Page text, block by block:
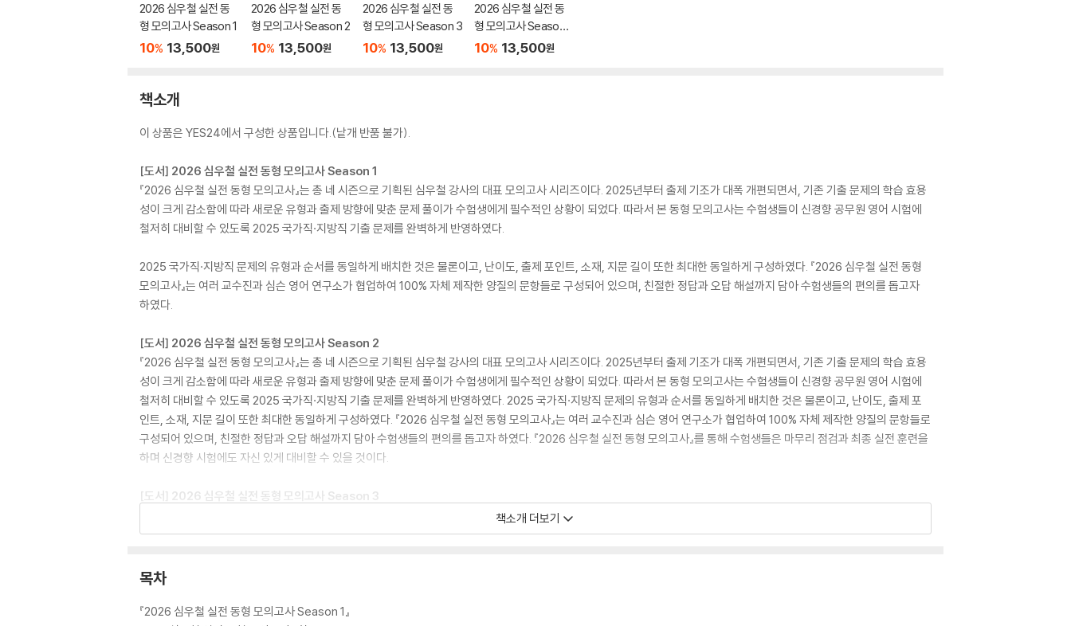
2026 심우철 실전 동
형 모의고사 Season 1
10% 13,500원
2026 심우철 실전 동
형 모의고사 Season 2
10% 13,500원
2026 심우철 실전 동
형 모의고사 Season 3
10% 13,500원
2026 심우철 실전 동
형 모의고사 Season
4
10% 13,500원
책소개
이 상품은 YES24에서 구성한 상품입니다.(낱개 반품 불가).
[도서] 2026 심우철 실전 동형 모의고사 Season 1
『2026 심우철 실전 동형 모의고사』는 총 네 시즌으로 기획된 심우철 강사의 대표 모의고사 시리즈이다. 2025년부터 출제 기조가 대폭 개편되면서, 기존 기출 문제의 학습 효용
성이 크게 감소함에 따라 새로운 유형과 출제 방향에 맞춘 문제 풀이가 수험생에게 필수적인 상황이 되었다. 따라서 본 동형 모의고사는 수험생들이 신경향 공무원 영어 시험에
철저히 대비할 수 있도록 2025 국가직·지방직 기출 문제를 완벽하게 반영하였다.
2025 국가직·지방직 문제의 유형과 순서를 동일하게 배치한 것은 물론이고, 난이도, 출제 포인트, 소재, 지문 길이 또한 최대한 동일하게 구성하였다. 『2026 심우철 실전 동형
모의고사』는 여러 교수진과 심슨 영어 연구소가 협업하여 100% 자체 제작한 양질의 문항들로 구성되어 있으며, 친절한 정답과 오답 해설까지 담아 수험생들의 편의를 돕고자
하였다.
[도서] 2026 심우철 실전 동형 모의고사 Season 2
『2026 심우철 실전 동형 모의고사』는 총 네 시즌으로 기획된 심우철 강사의 대표 모의고사 시리즈이다. 2025년부터 출제 기조가 대폭 개편되면서, 기존 기출 문제의 학습 효용
성이 크게 감소함에 따라 새로운 유형과 출제 방향에 맞춘 문제 풀이가 수험생에게 필수적인 상황이 되었다. 따라서 본 동형 모의고사는 수험생들이 신경향 공무원 영어 시험에
철저히 대비할 수 있도록 2025 국가직·지방직 기출 문제를 완벽하게 반영하였다. 2025 국가직·지방직 문제의 유형과 순서를 동일하게 배치한 것은 물론이고, 난이도, 출제 포
인트, 소재, 지문 길이 또한 최대한 동일하게 구성하였다. 『2026 심우철 실전 동형 모의고사』는 여러 교수진과 심슨 영어 연구소가 협업하여 100% 자체 제작한 양질의 문항들로
구성되어 있으며, 친절한 정답과 오답 해설까지 담아 수험생들의 편의를 돕고자 하였다. 『2026 심우철 실전 동형 모의고사』를 통해 수험생들은 마무리 점검과 최종 실전 훈련을
하며 신경향 시험에도 자신 있게 대비할 수 있을 것이다.
[도서] 2026 심우철 실전 동형 모의고사 Season 3
『2026 심우철 실전 동형 모의고사』는 총 네 시즌으로 기획된 심우철 강사의 대표 모의고사 시리즈이다. 2025년부터 출제 기조가 대폭 개편되면서, 기존 기출 문제의 학습 효용
성이 크게 감소함에 따라 새로운 유형과 출제 방향에 맞춘 문제 풀이가 수험생에게 필수적인 상황이 되었다. 따라서 본 동형 모의고사는 수험생들이 신경향 공무원 영어 시험에
인트, 소재, 지문 길이 또한 최대한 동일하게 구성하였다. 『2026 심우철 실전 동형 모의고사』는 여러 교수진과 심슨 영어 연구소가 협업하여 100% 자체 제작한 양질의 문항들로
하며 신경향 시험에도 자신 있게 대비할 수 있을 것이다.
책소개 더보기
목차
『2026 심우철 실전 동형 모의고사 Season 1』